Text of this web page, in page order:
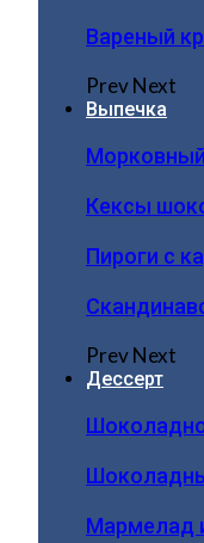
Вареный
PrevNext
Выпечка
Кексы
Пироги c
PrevNext
Дессерт
Мармелад